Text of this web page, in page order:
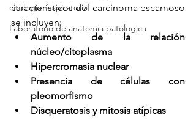
citologia respiratoria
Laboratorio de anatomia patologica
característicos del carcinoma escamoso
se incluyen:
Aumento de la relación
núcleo/citoplasma
Hipercromasia nuclear
Presencia de células con
pleomorfismo
Disqueratosis y mitosis atípicas